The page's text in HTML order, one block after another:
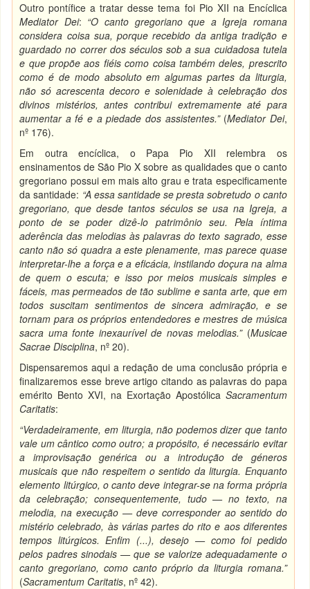
Outro pontífice a tratar desse tema foi Pio XII na Encíclica
Mediator Dei: “O canto gregoriano que a Igreja romana
considera coisa sua, porque recebido da antiga tradição e
guardado no correr dos séculos sob a sua cuidadosa tutela
e que propõe aos fiéis como coisa também deles, prescrito
como é de modo absoluto em algumas partes da liturgia,
não só acrescenta decoro e solenidade à celebração dos
divinos mistérios, antes contribui extremamente até para
aumentar a fé e a piedade dos assistentes.”(Mediator Dei,
nº 176).
Em outra encíclica, o Papa Pio XII relembra os
ensinamentos de São Pio X sobre as qualidades que o canto
gregoriano possui em mais alto grau e trata especificamente
da santidade: “A essa santidade se presta sobretudo o canto
gregoriano, que desde tantos séculos se usa na Igreja, a
ponto de se poder dizê-lo patrimônio seu. Pela íntima
aderência das melodias às palavras do texto sagrado, esse
canto não só quadra a este plenamente, mas parece quase
interpretar-lhe a força e a eficácia, instilando doçura na alma
de quem o escuta; e isso por meios musicais simples e
fáceis, mas permeados de tão sublime e santa arte, que em
todos suscitam sentimentos de sincera admiração, e se
tornam para os próprios entendedores e mestres de música
sacra uma fonte inexaurível de novas melodias.” (Musicae
Sacrae Disciplina, nº 20).
Dispensaremos aqui a redação de uma conclusão própria e
finalizaremos esse breve artigo citando as palavras do papa
emérito Bento XVI, na Exortação Apostólica Sacramentum
Caritatis:
“Verdadeiramente, em liturgia, não podemos dizer que tanto
vale um cântico como outro; a propósito, é necessário evitar
a improvisação genérica ou a introdução de géneros
musicais que não respeitem o sentido da liturgia. Enquanto
elemento litúrgico, o canto deve integrar-se na forma própria
da celebração; consequentemente, tudo — no texto, na
melodia, na execução — deve corresponder ao sentido do
mistério celebrado, às várias partes do rito e aos diferentes
tempos litúrgicos. Enfim (...), desejo — como foi pedido
pelos padres sinodais — que se valorize adequadamente o
canto gregoriano, como canto próprio da liturgia romana.”
(Sacramentum Caritatis, nº 42).